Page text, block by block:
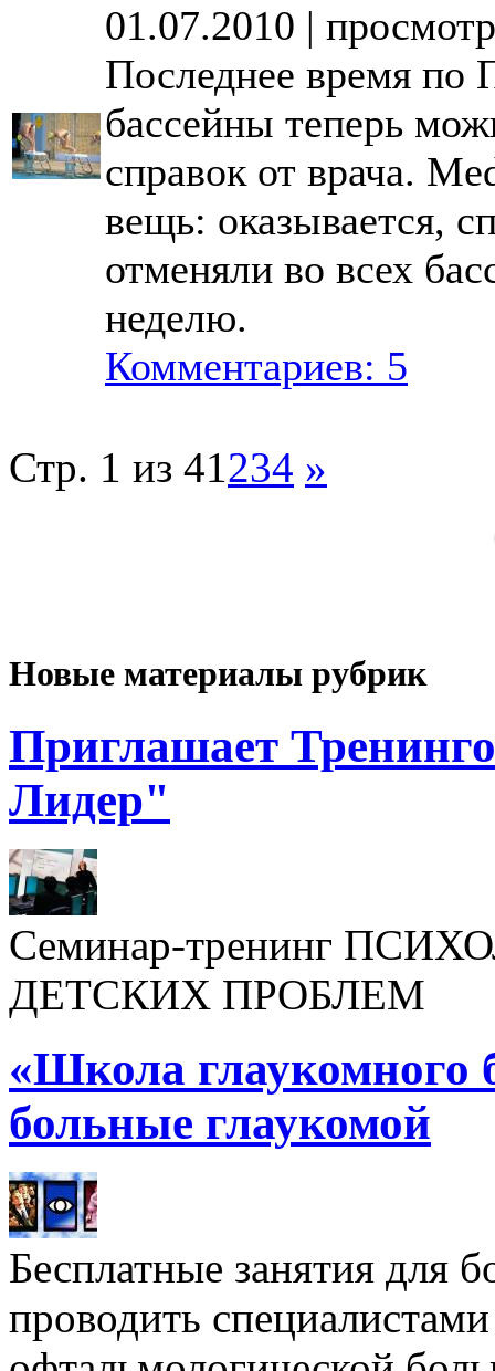
01.07.2010 |
Последнее время по
бассейны теперь
справок от врача.
вещь: оказывается,
отменяли во всех
неделю.
Комментариев: 5
Стр. 1 из 41234 »
Новые материалы рубрик
Приглашает
Лидер"
Семинар-тренинг
ДЕТСКИХ ПРОБЛЕМ
«Школа глаукомного
больные глаукомой
Бесплатные занятия для
проводить